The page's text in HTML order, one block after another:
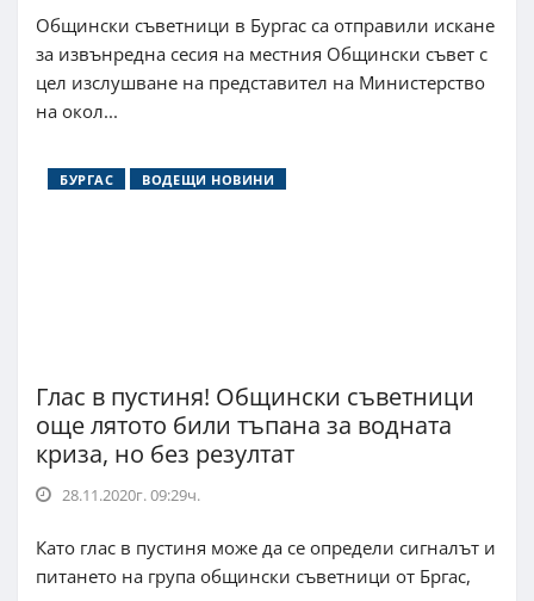
Общински съветници в Бургас са отправили искане
за извънредна сесия на местния Общински съвет с
цел изслушване на представител на Министерство
на окол...
БУРГАС ВОДЕЩИ НОВИНИ
Глас в пустиня! Общински съветници
още лятото били тъпана за водната
криза, но без резултат
28.11.2020г. 09:29ч.
Като глас в пустиня може да се определи сигналът и
питането на група общински съветници от Бргас,